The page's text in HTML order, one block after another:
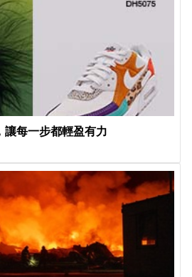
讓每一步都輕盈有力